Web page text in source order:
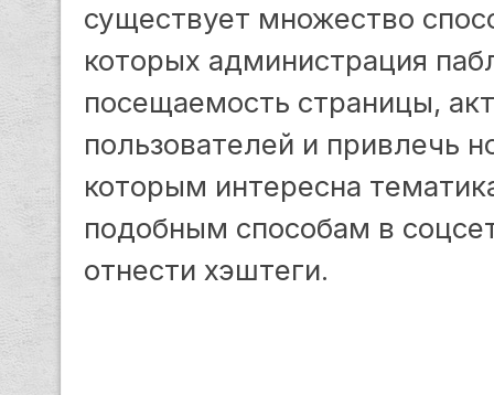
существует множество
которых администрация
посещаемость страницы,
пользователей и привлечь
которым интересна
подобным способам в
отнести хэштеги.